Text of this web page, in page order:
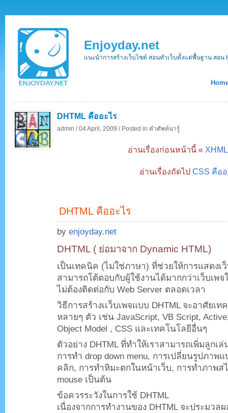
Enjoyday.net
แนะนำการสร้างเว็บไซต์ สอนทำเว็บตั้งแต่พื้นฐาน สอน
DHTML คืออะไร
admin / 04 April, 2009 / Posted in คำศัพท์น่ารู้
อ่านเรื่องก่อนหน้านี้ «
อ่านเรื่องถัดไป CSS คืออ
DHTML คืออะไร
by enjoyday.net
DHTML ( ย่อมาจาก Dynamic HTML)
เป็นเทคนิค (ไม่ใช่ภาษา) ที่ช่วยให้การแสดงเ
สามารถโต้ตอบกับผู้ใช้งานได้มากกว่าเว็บเพ
ไม่ต้องติดต่อกับ Web Server ตลอดเวลา
วิธีการสร้างเเว็บเพจแบบ DHTML จะอาศัยเท
หลายๆ ตัว เช่น JavaScript, VB Script,
Object Model , CSS และเทคโนโลยีอื่นๆ
ตัวอย่าง DHTML ที่ทำให้เราสามารถเพิ่มลูกเ
การทำ drop down menu, การเปลี่ยนรูปภาพ
คลิก, การทำหิมะตกในหน้าเว็บ, การทำภาพ
mouse เป็นต้น
ข้อควรระวังในการใช้ DHTML
เนื่องจากการทำงานของ DHTML จะประมวล